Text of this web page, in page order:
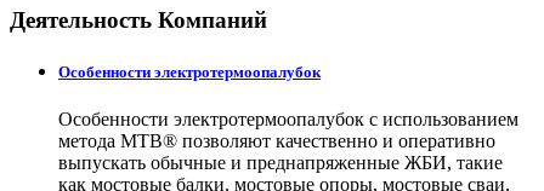
Деятельность Компаний
Особенности электротермоопалубок
Особенности электротермоопалубок с использованием
метода МТВ® позволяют качественно и оперативно
выпускать обычные и преднапряженные ЖБИ, такие
как мостовые балки, мостовые опоры, мостовые сваи,